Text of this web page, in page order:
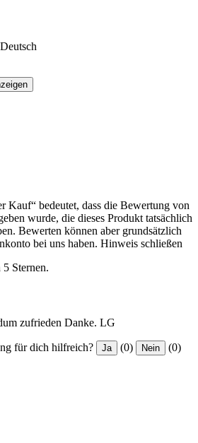
Kauf“ bedeutet, dass die Bewertung von
wurde, die dieses Produkt tatsächlich
Bewerten können aber grundsätzlich
bei uns haben. Hinweis schließen
Sternen.
zufrieden Danke. LG
für dich hilfreich? Ja (0) Nein (0)